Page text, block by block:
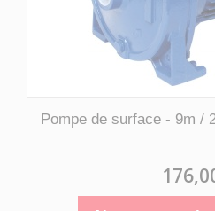
Pompe de surface - 9m /